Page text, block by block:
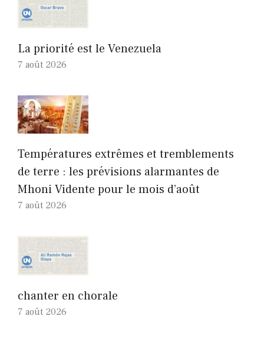
La priorité est le Venezuela
7 août 2026
Températures extrêmes et tremblements
de terre : les prévisions alarmantes de
Mhoni Vidente pour le mois d’août
7 août 2026
chanter en chorale
7 août 2026